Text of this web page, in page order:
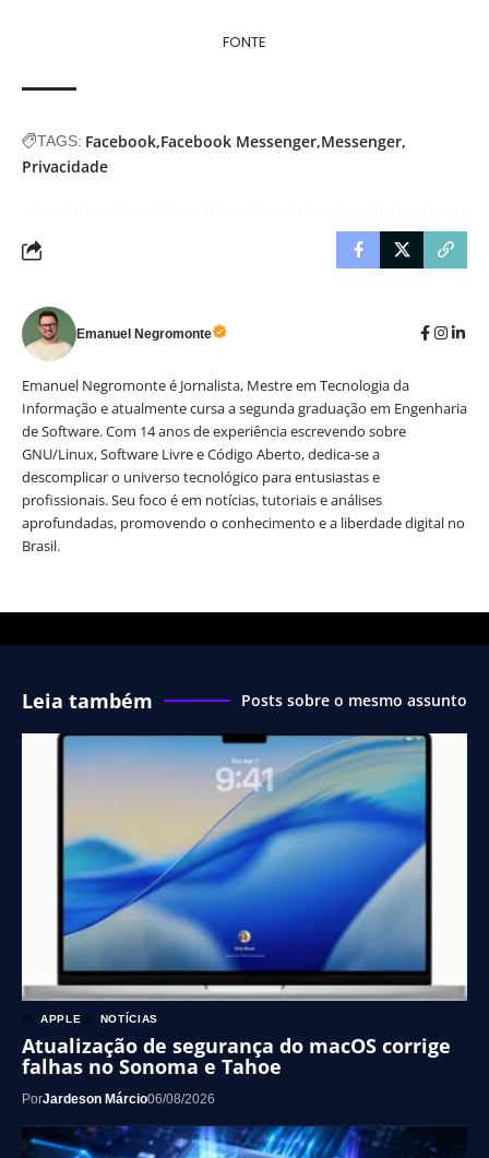
FONTE
TAGS: Facebook Facebook Messenger Messenger
Privacidade
Emanuel Negromonte
Emanuel Negromonte é Jornalista, Mestre em Tecnologia da
Informação e atualmente cursa a segunda graduação em Engenharia
de Software. Com 14 anos de experiência escrevendo sobre
GNU/Linux, Software Livre e Código Aberto, dedica-se a
descomplicar o universo tecnológico para entusiastas e
profissionais. Seu foco é em notícias, tutoriais e análises
aprofundadas, promovendo o conhecimento e a liberdade digital no
Brasil.
Leia também Posts sobre o mesmo assunto
APPLE NOTÍCIAS
Atualização de segurança do macOS corrige
falhas no Sonoma e Tahoe
PorJardeson Márcio06/08/2026